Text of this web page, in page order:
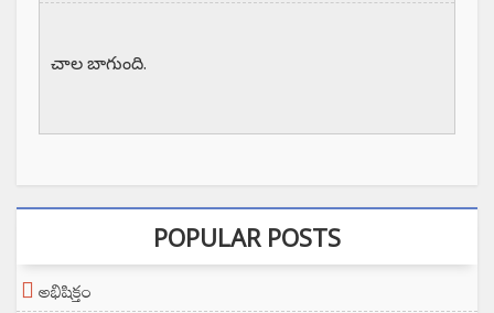
చాల బాగుంది.
POPULAR POSTS
అభిషిక్తం